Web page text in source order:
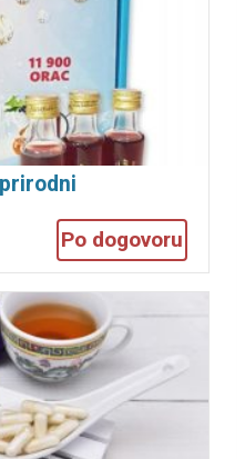
organizma
Po dogovoru